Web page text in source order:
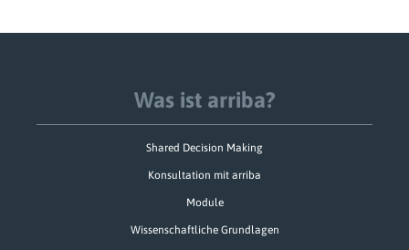
Was ist arriba?
Shared Decision Making
Konsultation mit arriba
Module
Wissenschaftliche Grundlagen